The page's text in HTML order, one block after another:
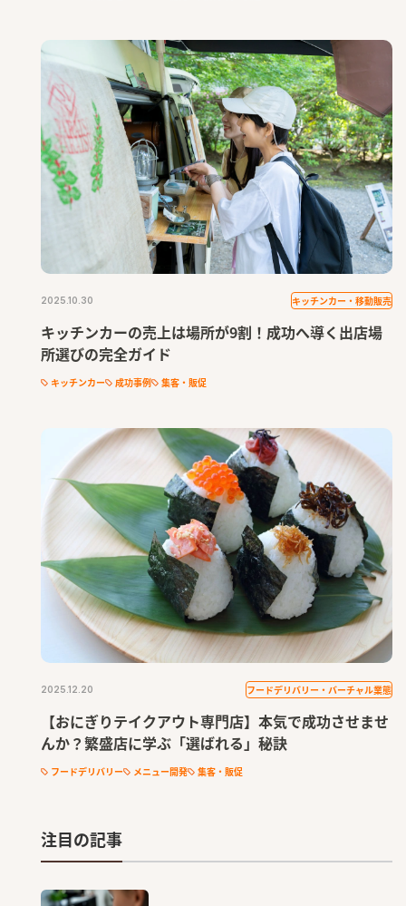
2025.10.30 キッチンカー・移動販売
キッチンカーの売上は場所が9割！成功へ導く出店場
所選びの完全ガイド
キッチンカー 成功事例 集客・販促
2025.12.20 フードデリバリー・バーチャル業態
【おにぎりテイクアウト専門店】本気で成功させませ
んか？繁盛店に学ぶ「選ばれる」秘訣
フードデリバリー メニュー開発 集客・販促
注目の記事